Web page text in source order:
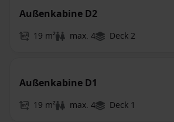
Außenkabine D2
19 m² max. 4 Deck 2
Außenkabine D1
19 m² max. 4 Deck 1